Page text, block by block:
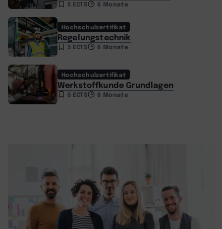
5 ECTS 6 Monate
AI
Hochschulzertifikat
Regelungstechnik
5 ECTS 6 Monate
AI
Hochschulzertifikat
Werkstoffkunde Grundlagen
5 ECTS 6 Monate